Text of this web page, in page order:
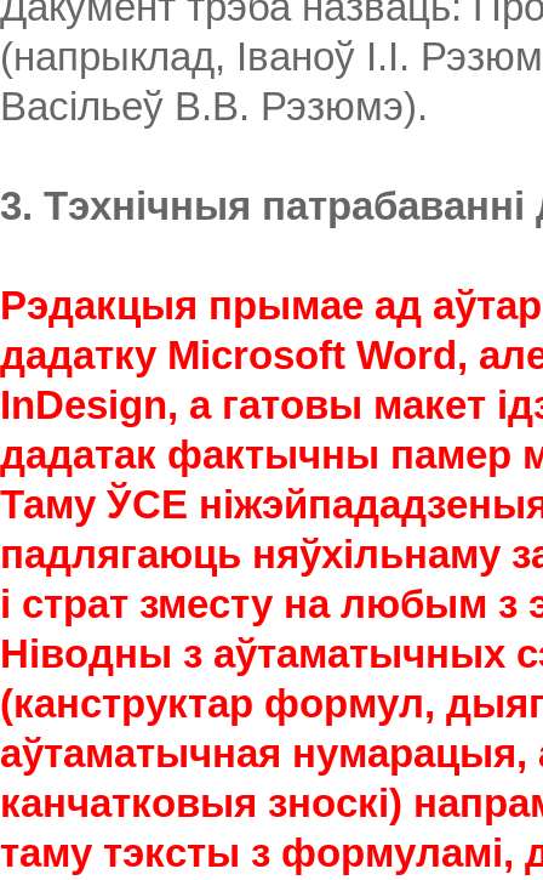
(напрыклад, Іваноў І.І.
Васільеў В.В. Рэзюмэ).
3. Тэхнічныя
Рэдакцыя прымае ад
дадатку Microsoft Word,
InDesign, а гатовы макет
дадатак фактычны памер
Таму ЎСЕ
падлягаюць няўхільнаму
і страт зместу на любым з
Ніводны з аўтаматычных
(канструктар формул,
аўтаматычная нумарацыя,
канчатковыя зноскі)
таму тэксты з формуламі,